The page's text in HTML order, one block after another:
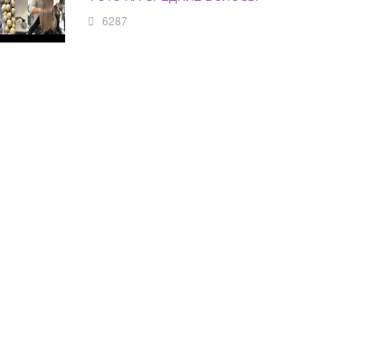
6287